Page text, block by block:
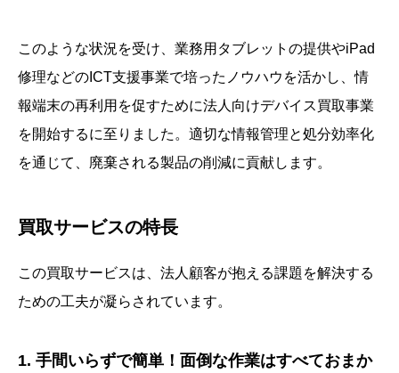
このような状況を受け、業務用タブレットの提供やiPad
修理などのICT支援事業で培ったノウハウを活かし、情
報端末の再利用を促すために法人向けデバイス買取事業
を開始するに至りました。適切な情報管理と処分効率化
を通じて、廃棄される製品の削減に貢献します。
買取サービスの特長
この買取サービスは、法人顧客が抱える課題を解決する
ための工夫が凝らされています。
1. 手間いらずで簡単！面倒な作業はすべておまか